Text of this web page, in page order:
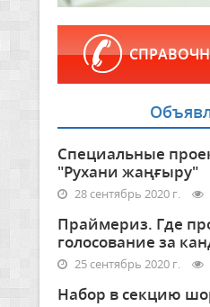
Специальные
"Рухани жаңғыру"
28 сентябрь 2020 г.
Праймериз. Где
голосование за
25 сентябрь 2020 г.
Набор в секцию